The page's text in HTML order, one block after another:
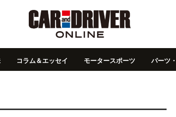
コラム＆エッセイ モータースポーツ パーツ